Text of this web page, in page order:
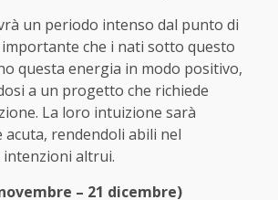
un periodo intenso dal punto di
importante che i nati sotto questo
questa energia in modo positivo,
a un progetto che richiede
La loro intuizione sarà
rendendoli abili nel
altrui.
– 21 dicembre)